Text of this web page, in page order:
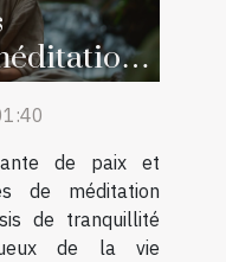
de paix et
de méditation
de tranquillité
de la vie